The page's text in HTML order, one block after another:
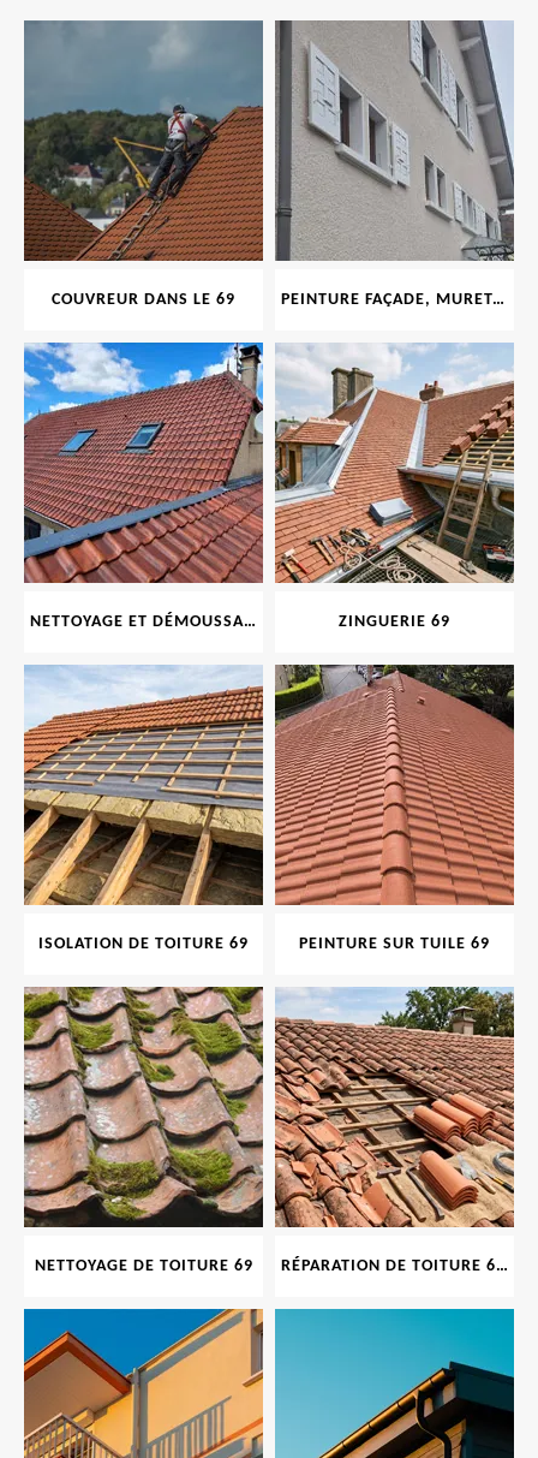
COUVREUR DANS LE 69 PEINTURE FAÇADE, MURET, TOITURE, BOISERIE, FERRONERIE, GOUTTIÈRE 69
NETTOYAGE ET DÉMOUSSAGE DE TOITURE ET FAÇADE 69 ZINGUERIE 69
ISOLATION DE TOITURE 69 PEINTURE SUR TUILE 69
NETTOYAGE DE TOITURE 69 RÉPARATION DE TOITURE 69 RHONE, TUILES CASSÉES OU ABIMÉES